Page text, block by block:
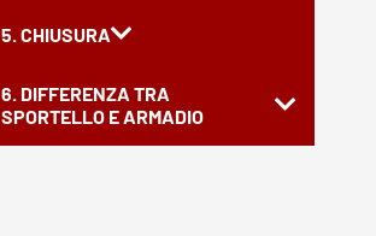
5. CHIUSURA
6. DIFFERENZA TRA
SPORTELLO E ARMADIO